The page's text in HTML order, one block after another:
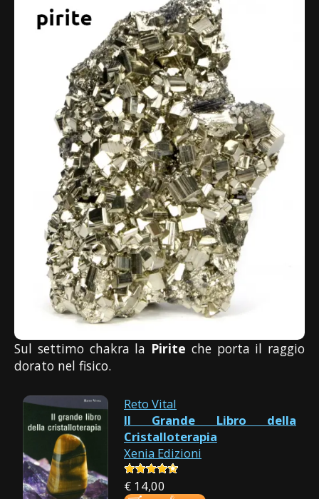
Sul settimo chakra la Pirite che porta il raggio
dorato nel fisico.
Reto Vital
Il Grande Libro della
Cristalloterapia
Xenia Edizioni
€ 14,00